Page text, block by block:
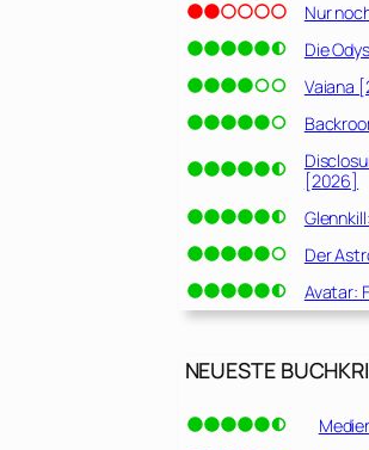
Nur
Die
Vaiana
[2026]
Der
Avatar:
NEUESTE